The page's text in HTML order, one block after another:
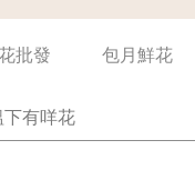
批發 包月鮮花